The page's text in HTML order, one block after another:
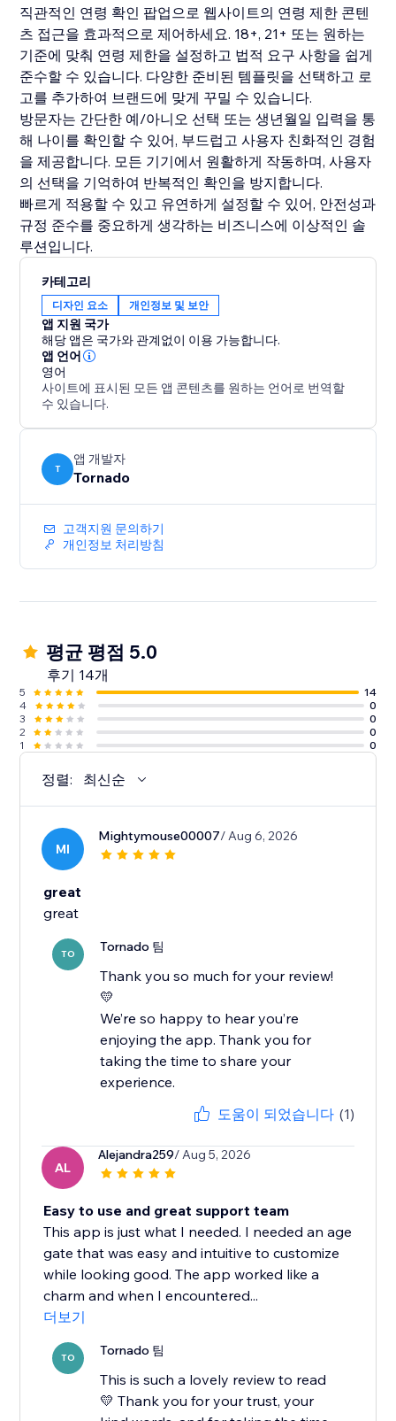
직관적인 연령 확인 팝업으로 웹사이트의 연령 제한 콘텐
츠 접근을 효과적으로 제어하세요. 18+, 21+ 또는 원하는
기준에 맞춰 연령 제한을 설정하고 법적 요구 사항을 쉽게
준수할 수 있습니다. 다양한 준비된 템플릿을 선택하고 로
고를 추가하여 브랜드에 맞게 꾸밀 수 있습니다.
방문자는 간단한 예/아니오 선택 또는 생년월일 입력을 통
해 나이를 확인할 수 있어, 부드럽고 사용자 친화적인 경험
을 제공합니다. 모든 기기에서 원활하게 작동하며, 사용자
의 선택을 기억하여 반복적인 확인을 방지합니다.
빠르게 적용할 수 있고 유연하게 설정할 수 있어, 안전성과
규정 준수를 중요하게 생각하는 비즈니스에 이상적인 솔
루션입니다.
카테고리
디자인 요소 개인정보 및 보안
앱 지원 국가
해당 앱은 국가와 관계없이 이용 가능합니다.
앱 언어
영어
사이트에 표시된 모든 앱 콘텐츠를 원하는 언어로 번역할
수 있습니다.
T
앱 개발자
Tornado
고객지원 문의하기
개인정보 처리방침
평균 평점 5.0
후기 14개
5
14
4
0
3
0
2
0
1
0
정렬: 최신순
MI
Mightymouse00007/ Aug 6, 2026
great
great
TO Tornado 팀
Thank you so much for your review!
💛
We’re so happy to hear you’re
enjoying the app. Thank you for
taking the time to share your
experience.
도움이 되었습니다 (1)
AL
Alejandra259/ Aug 5, 2026
Easy to use and great support team
This app is just what I needed. I needed an age
gate that was easy and intuitive to customize
while looking good. The app worked like a
charm and when I encountered...
더보기
TO Tornado 팀
This is such a lovely review to read
💛 Thank you for your trust, your